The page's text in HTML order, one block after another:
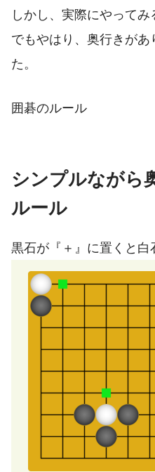
しかし、実際にやって
でもやはり、奥行きが
た。
囲碁のルール
シンプルながら
ルール
黒石が『＋』に置くと白